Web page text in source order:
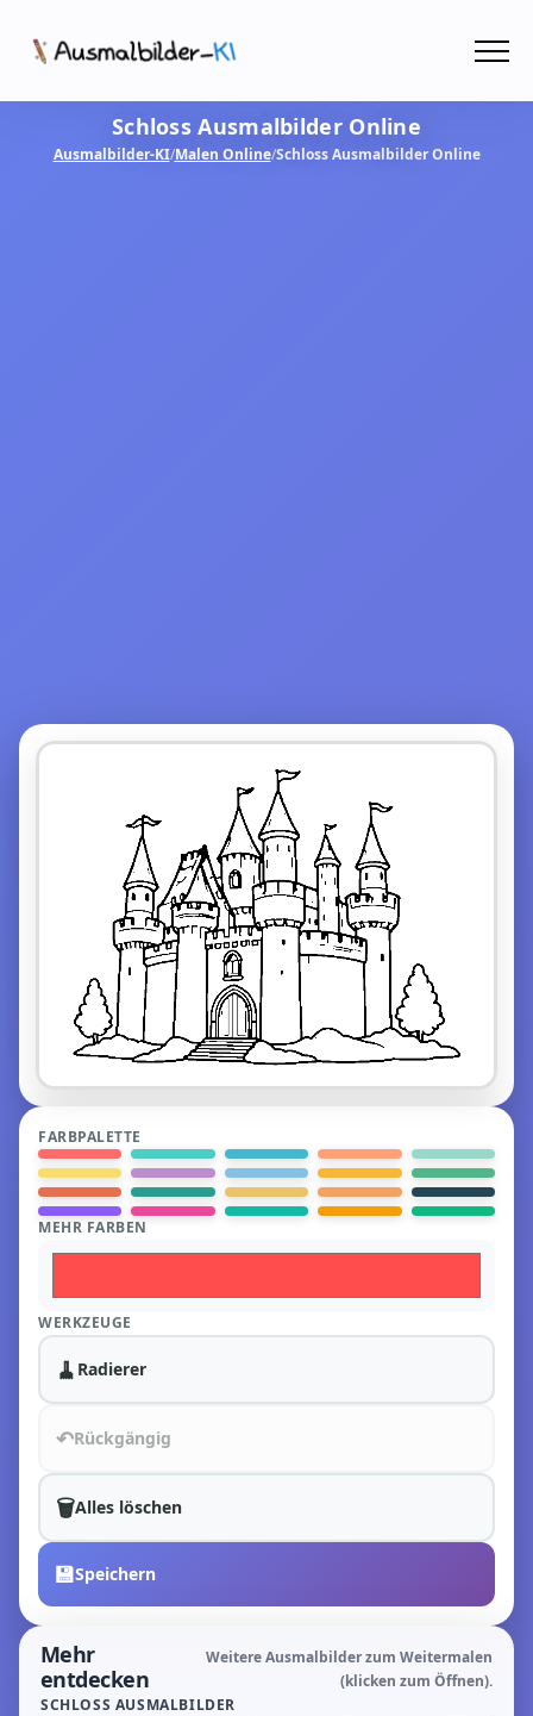
AusmalbilderSchloss Ausmalbilder Online
Ausmalbilder-KI/Malen Online/Schloss Ausmalbilder Online
FARBPALETTE
MEHR FARBEN
WERKZEUGE
🧹 Radierer
↶Rückgängig
🗑️Alles löschen
💾Speichern
Mehr
entdecken
Weitere Ausmalbilder zum Weitermalen
(klicken zum Öffnen).
SCHLOSS AUSMALBILDER